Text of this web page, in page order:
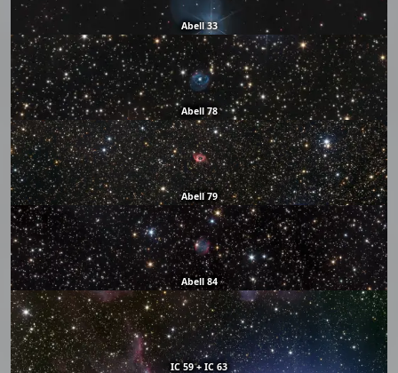
Abell 33
Abell 78
Abell 79
Abell 84
IC 59 + IC 63